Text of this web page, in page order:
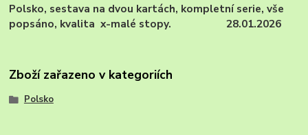
Polsko, sestava na dvou kartách, kompletní serie, vše
popsáno, kvalita x-malé stopy. 28.01.2026
Zboží zařazeno v kategoriích
Polsko